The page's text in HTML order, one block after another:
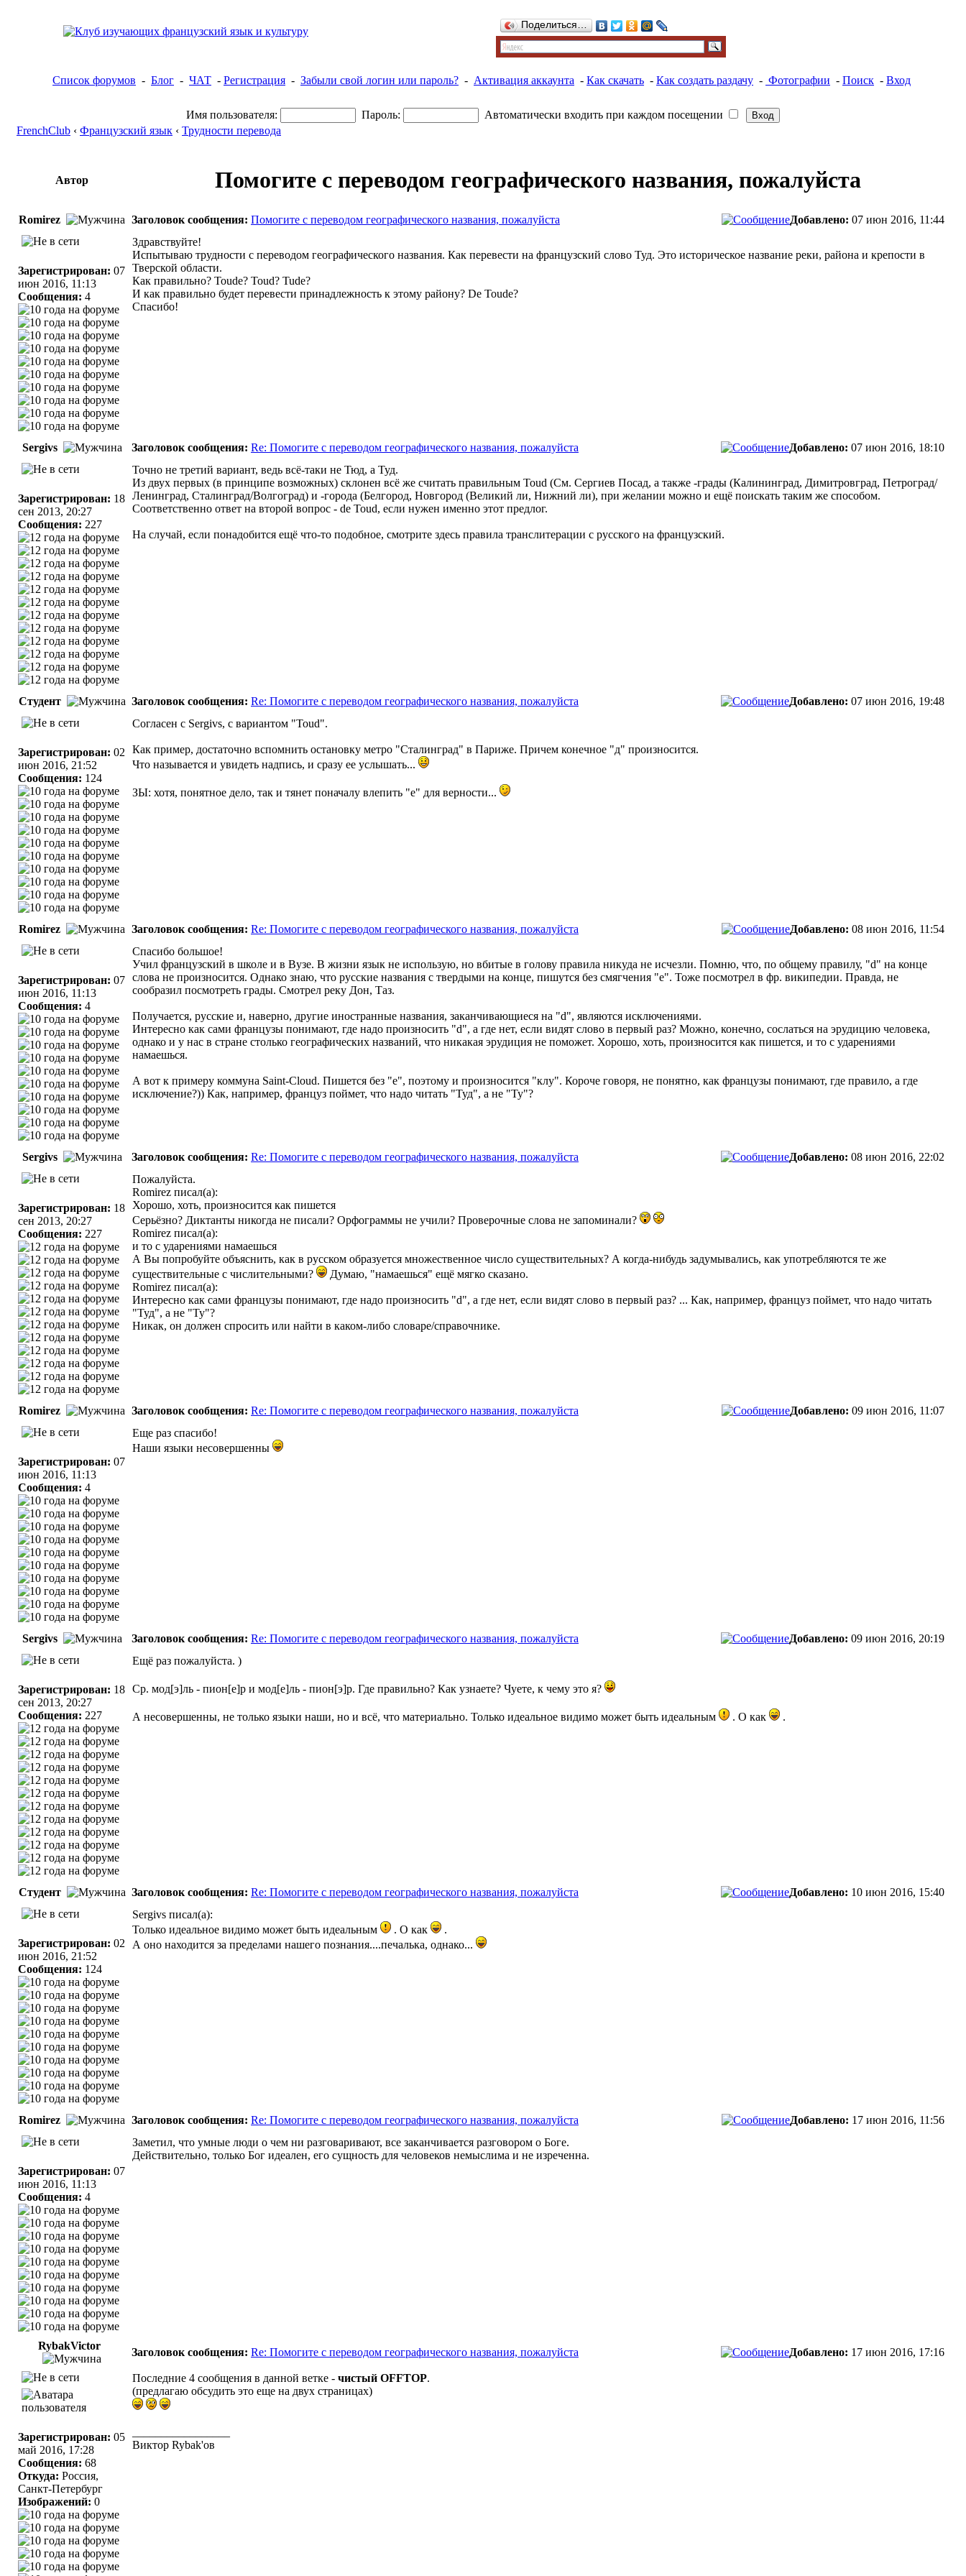
Поделиться…
Список форумов - Блог - ЧАТ - Регистрация - Забыли свой логин или пароль? - Активация аккаунта - Как скачать - Как создать раздачу - Фотографии - Поиск - Вход
Имя пользователя: Пароль:
Автоматически входить при каждом посещении
FrenchClub ‹ Французский язык ‹ Трудности перевода
Автор Помогите с переводом географического названия, пожалуйста
Romirez Заголовок сообщения: Помогите с переводом географического названия, пожалуйста Добавлено: 07 июн 2016, 11:44
Зарегистрирован: 07
июн 2016, 11:13
Сообщения: 4
Здравствуйте!
Испытываю трудности с переводом географического названия. Как перевести на французский слово Туд. Это историческое название реки, района и крепости в
Тверской области.
Как правильно? Toude? Toud? Tude?
И как правильно будет перевести принадлежность к этому району? De Toude?
Спасибо!
Sergivs Заголовок сообщения: Re: Помогите с переводом географического названия, пожалуйста Добавлено: 07 июн 2016, 18:10
Зарегистрирован: 18
сен 2013, 20:27
Сообщения: 227
Точно не третий вариант, ведь всё-таки не Тюд, а Туд.
Из двух первых (в принципе возможных) склонен всё же считать правильным Toud (См. Сергиев Посад, а также -грады (Калининград, Димитровград, Петроград/
Ленинград, Сталинград/Волгоград) и -города (Белгород, Новгород (Великий ли, Нижний ли), при желании можно и ещё поискать таким же способом.
Соответственно ответ на второй вопрос - de Toud, если нужен именно этот предлог.
На случай, если понадобится ещё что-то подобное, смотрите здесь правила транслитерации с русского на французский.
Студент Заголовок сообщения: Re: Помогите с переводом географического названия, пожалуйста Добавлено: 07 июн 2016, 19:48
Зарегистрирован: 02
июн 2016, 21:52
Сообщения: 124
Согласен с Sergivs, с вариантом "Toud".
Как пример, достаточно вспомнить остановку метро "Сталинград" в Париже. Причем конечное "д" произносится.
Что называется и увидеть надпись, и сразу ее услышать...
ЗЫ: хотя, понятное дело, так и тянет поначалу влепить "е" для верности...
Romirez Заголовок сообщения: Re: Помогите с переводом географического названия, пожалуйста Добавлено: 08 июн 2016, 11:54
Зарегистрирован: 07
июн 2016, 11:13
Сообщения: 4
Спасибо большое!
Учил французский в школе и в Вузе. В жизни язык не использую, но вбитые в голову правила никуда не исчезли. Помню, что, по общему правилу, "d" на конце
слова не произносится. Однако знаю, что русские названия с твердыми на конце, пишутся без смягчения "e". Тоже посмотрел в фр. википедии. Правда, не
сообразил посмотреть грады. Смотрел реку Дон, Таз.
Получается, русские и, наверно, другие иностранные названия, заканчивающиеся на "d", являются исключениями.
Интересно как сами французы понимают, где надо произносить "d", а где нет, если видят слово в первый раз? Можно, конечно, сослаться на эрудицию человека,
однако и у нас в стране столько географических названий, что никакая эрудиция не поможет. Хорошо, хоть, произносится как пишется, и то с ударениями
намаешься.
А вот к примеру коммуна Saint-Cloud. Пишется без "e", поэтому и произносится "клу". Короче говоря, не понятно, как французы понимают, где правило, а где
исключение?)) Как, например, француз поймет, что надо читать "Туд", а не "Ту"?
Sergivs Заголовок сообщения: Re: Помогите с переводом географического названия, пожалуйста Добавлено: 08 июн 2016, 22:02
Зарегистрирован: 18
сен 2013, 20:27
Сообщения: 227
Пожалуйста.
Romirez писал(а):
Хорошо, хоть, произносится как пишется
Серьёзно? Диктанты никогда не писали? Орфограммы не учили? Проверочные слова не запоминали?
Romirez писал(а):
и то с ударениями намаешься
А Вы попробуйте объяснить, как в русском образуется множественное число существительных? А когда-нибудь задумывались, как употребляются те же
существительные с числительными?
Думаю, "намаешься" ещё мягко сказано.
Romirez писал(а):
Интересно как сами французы понимают, где надо произносить "d", а где нет, если видят слово в первый раз? ... Как, например, француз поймет, что надо читать
"Туд", а не "Ту"?
Никак, он должен спросить или найти в каком-либо словаре/справочнике.
Romirez Заголовок сообщения: Re: Помогите с переводом географического названия, пожалуйста Добавлено: 09 июн 2016, 11:07
Зарегистрирован: 07
июн 2016, 11:13
Сообщения: 4
Еще раз спасибо!
Наши языки несовершенны
Sergivs Заголовок сообщения: Re: Помогите с переводом географического названия, пожалуйста Добавлено: 09 июн 2016, 20:19
Зарегистрирован: 18
сен 2013, 20:27
Сообщения: 227
Ещё раз пожалуйста. )
Ср. мод[э]ль - пион[е]р и мод[е]ль - пион[э]р. Где правильно? Как узнаете? Чуете, к чему это я?
А несовершенны, не только языки наши, но и всё, что материально. Только идеальное видимо может быть идеальным . О как .
Студент Заголовок сообщения: Re: Помогите с переводом географического названия, пожалуйста Добавлено: 10 июн 2016, 15:40
Зарегистрирован: 02
июн 2016, 21:52
Сообщения: 124
Sergivs писал(а):
Только идеальное видимо может быть идеальным
. О как
.
А оно находится за пределами нашего познания....печалька, однако...
Romirez Заголовок сообщения: Re: Помогите с переводом географического названия, пожалуйста Добавлено: 17 июн 2016, 11:56
Зарегистрирован: 07
июн 2016, 11:13
Сообщения: 4
Заметил, что умные люди о чем ни разговаривают, все заканчивается разговором о Боге.
Действительно, только Бог идеален, его сущность для человеков немыслима и не изреченна.
RybakVictor
Заголовок сообщения: Re: Помогите с переводом географического названия, пожалуйста Добавлено: 17 июн 2016, 17:16
Зарегистрирован: 05
май 2016, 17:28
Сообщения: 68
Откуда: Россия,
Санкт-Петербург
Изображений: 0
Последние 4 сообщения в данной ветке - чистый OFFTOP.
(предлагаю обсудить это еще на двух страницах)
Виктор Rybak'ов